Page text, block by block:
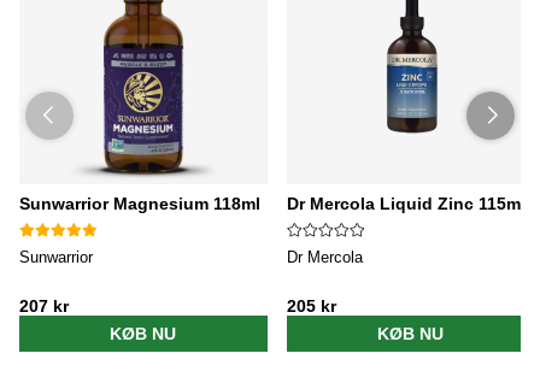
Sunwarrior Magnesium 118ml
Sunwarrior
207 kr
KØB NU
Dr Mercola Liquid Zinc 115ml
Dr Mercola
205 kr
KØB NU